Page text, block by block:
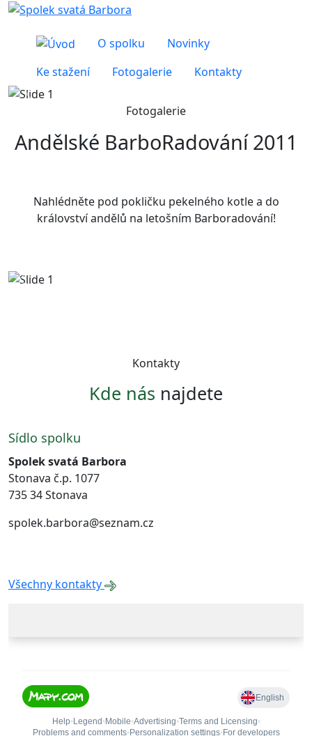
O spolku
Novinky
Ke stažení
Fotogalerie
Kontakty
Předchozí
Fotogalerie
Andělské BarboRadování 2011
Nahlédněte pod pokličku pekelného kotle a do
království andělů na letošním Barboradování!
Předchozí
Kontakty
Kde nás najdete
Sídlo spolku
Spolek svatá Barbora
Stonava č.p. 1077
735 34 Stonava
spolek.barbora@seznam.cz
Všechny kontakty